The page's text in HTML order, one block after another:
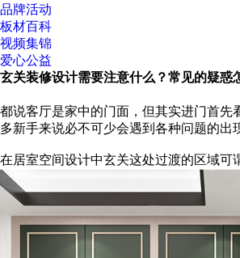
品牌活动
板材百科
视频集锦
爱心公益
玄关装修设计需要注意什么？常见的疑惑
都说客厅是家中的门面，但其实进门首
多新手来说必不可少会遇到各种问题的出
在居室空间设计中玄关这处过渡的区域